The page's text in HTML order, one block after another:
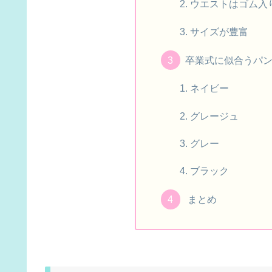
ウエストはゴム入
サイズが豊富
卒業式に似合うパ
ネイビー
グレージュ
グレー
ブラック
まとめ